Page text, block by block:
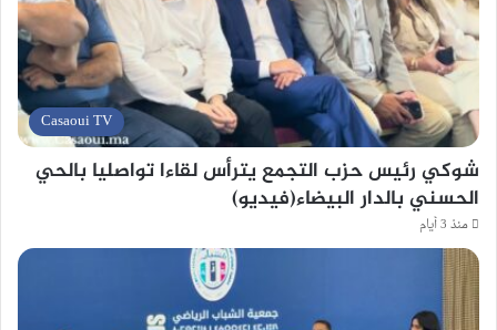
Casaoui TV
شوكي رئيس حزب التجمع يترأس لقاءا تواصليا بالحي
الحسني بالدار البيضاء(فيديو)
منذ 3 أيام